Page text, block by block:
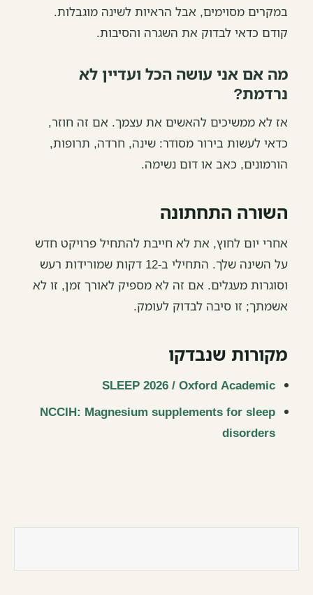
במקרים מסוימים, אבל הראיות לשינה מוגבלות.
קודם כדאי לבדוק את השגרה והסיבות.
מה אם אני עושה הכל ועדיין לא
נרדמת?
אז לא ממשיכים להאשים את עצמך. אם זה חוזר,
כדאי לעשות בירור מסודר: שינה, חרדה, תרופות,
הורמונים, כאב או דום נשימה.
השורה התחתונה
אחרי יום לחוץ, את לא חייבת להתחיל פרויקט חדש
על השינה שלך. התחילי ב-12 דקות שמורידות רעש
וסוגרות מעגלים. אם זה לא מספיק לאורך זמן, זו לא
אשמתך; זו סיבה לבדוק לעומק.
מקורות שנבדקו
SLEEP 2026 / Oxford Academic
NCCIH: Magnesium supplements for sleep
disorders